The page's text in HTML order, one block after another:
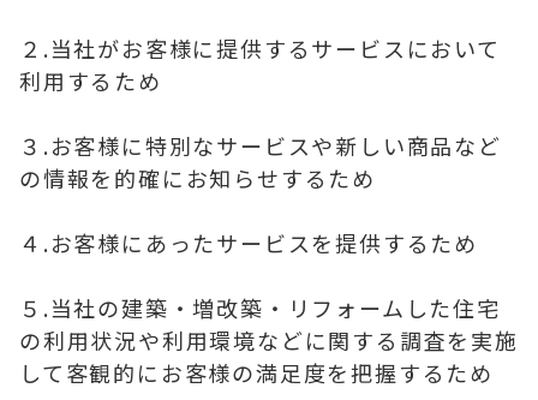
２.当社がお客様に提供するサービスにおいて
利用するため
３.お客様に特別なサービスや新しい商品など
の情報を的確にお知らせするため
４.お客様にあったサービスを提供するため
５.当社の建築・増改築・リフォームした住宅
の利用状況や利用環境などに関する調査を実施
して客観的にお客様の満足度を把握するため